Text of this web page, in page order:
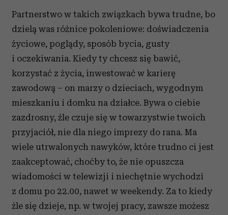
Partnerstwo w takich związkach bywa trudne, bo
dzielą was różnice pokoleniowe: doświadczenia
życiowe, poglądy, sposób bycia, gusty
i oczekiwania. Kiedy ty chcesz się bawić,
korzystać z życia, inwestować w karierę
zawodową – on marzy o dzieciach, wygodnym
mieszkaniu i domku na działce. Bywa o ciebie
zazdrosny, źle czuje się w towarzystwie twoich
przyjaciół, nie dla niego imprezy do rana. Ma
wiele utrwalonych nawyków, które trudno ci jest
zaakceptować, choćby to, że nie opuszcza
wiadomości w telewizji i niechętnie wychodzi
z domu po 22.00, nawet w weekendy. Za to kiedy
źle się dzieje, np. w twojej pracy, zawsze możesz